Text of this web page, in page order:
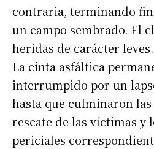
Suscribirme gratis
contraria, terminando
un campo sembrado. El
heridas de carácter leves.
La cinta asfáltica
interrumpido por un
hasta que culminaron
rescate de las víctimas y
periciales